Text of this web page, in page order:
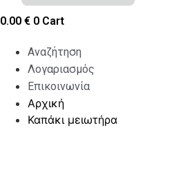
0.00 € 0 Cart
Αναζήτηση
Λογαριασμός
Επικοινωνία
Αρχική
Καπάκι μειωτήρα